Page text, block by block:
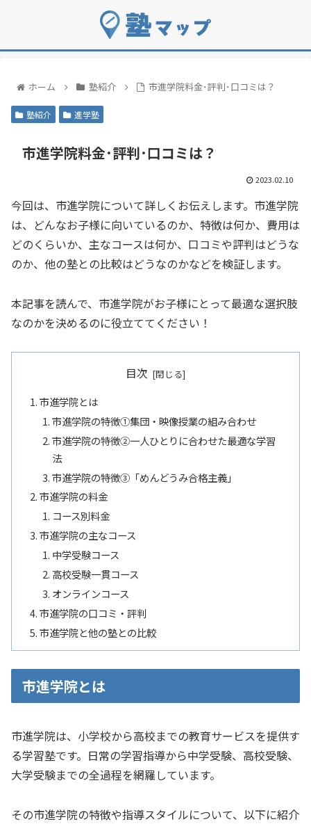
ホーム 塾紹介 市進学院料金･評判･口コミは？
塾紹介 進学塾
市進学院料金･評判･口コミは？
2023.02.10
今回は、市進学院について詳しくお伝えします。市進学院
は、どんなお子様に向いているのか、特徴は何か、費用は
どのくらいか、主なコースは何か、口コミや評判はどうな
のか、他の塾との比較はどうなのかなどを検証します。
本記事を読んで、市進学院がお子様にとって最適な選択肢
なのかを決めるのに役立ててください！
目次
市進学院とは
市進学院の特徴①集団・映像授業の組み合わせ
市進学院の特徴②一人ひとりに合わせた最適な学習
法
市進学院の特徴➂「めんどうみ合格主義」
市進学院の料金
コース別料金
市進学院の主なコース
中学受験コース
高校受験一貫コース
オンラインコース
市進学院の口コミ・評判
市進学院と他の塾との比較
市進学院とは
市進学院は、小学校から高校までの教育サービスを提供す
る学習塾です。日常の学習指導から中学受験、高校受験、
大学受験までの全過程を網羅しています。
その市進学院の特徴や指導スタイルについて、以下に紹介